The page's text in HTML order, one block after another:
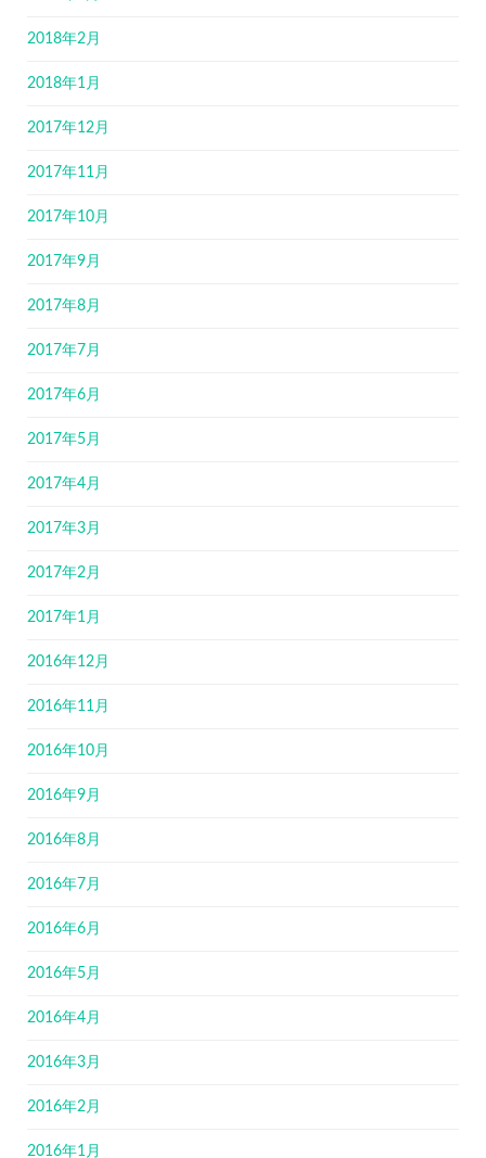
2018年2月
2018年1月
2017年12月
2017年11月
2017年10月
2017年9月
2017年8月
2017年7月
2017年6月
2017年5月
2017年4月
2017年3月
2017年2月
2017年1月
2016年12月
2016年11月
2016年10月
2016年9月
2016年8月
2016年7月
2016年6月
2016年5月
2016年4月
2016年3月
2016年2月
2016年1月